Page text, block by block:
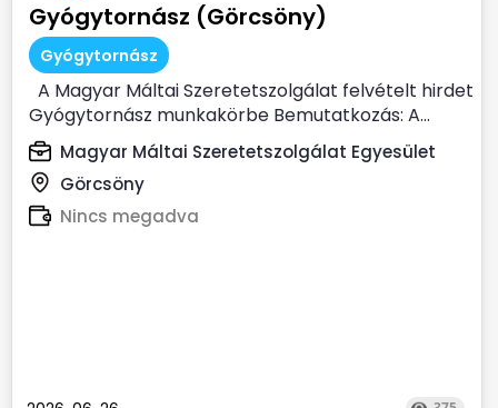
Gyógytornász (Görcsöny)
Gyógytornász
A Magyar Máltai Szeretetszolgálat felvételt hirdet
Gyógytornász munkakörbe Bemutatkozás: A...
Magyar Máltai Szeretetszolgálat Egyesület
Görcsöny
Nincs megadva